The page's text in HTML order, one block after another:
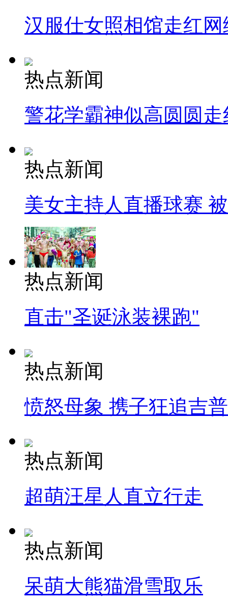
汉服仕女照相馆走红网
热点新闻
警花学霸神似高圆圆走
热点新闻
美女主持人直播球赛
热点新闻
直击"圣诞泳装裸跑"
热点新闻
愤怒母象 携子狂追吉
热点新闻
超萌汪星人直立行走
热点新闻
呆萌大熊猫滑雪取乐